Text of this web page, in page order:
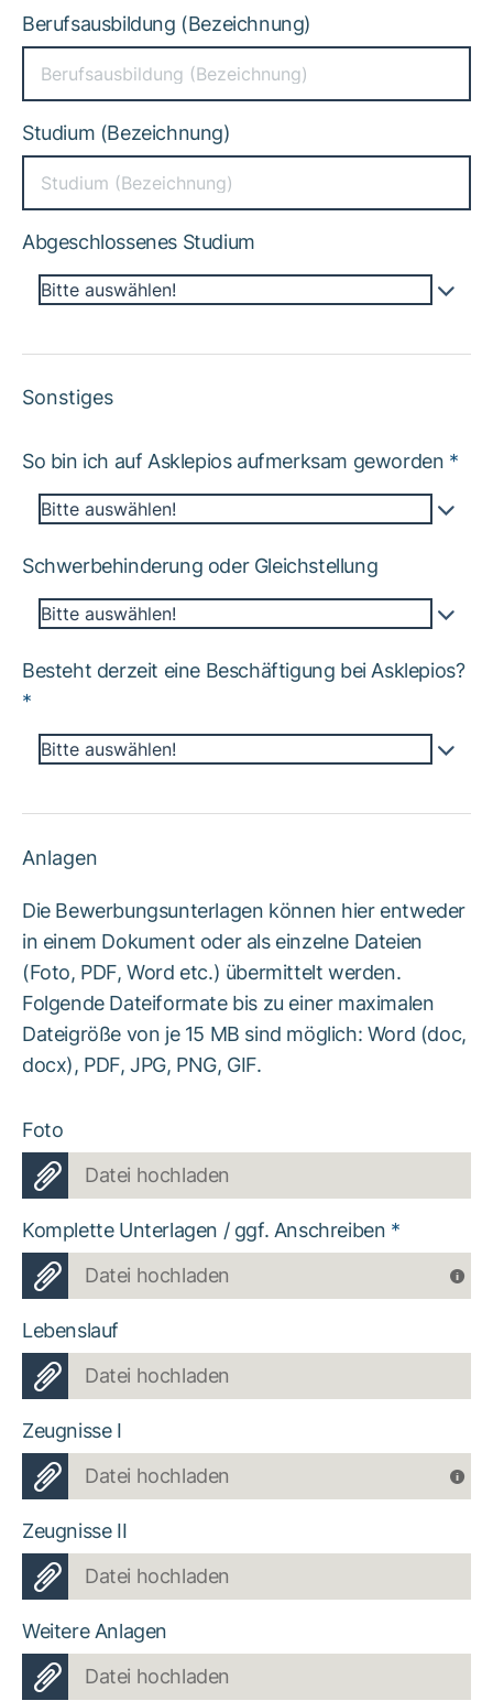
Berufsausbildung (Bezeichnung)
Studium (Bezeichnung)
Abgeschlossenes Studium
Bitte auswählen!
Sonstiges
So bin ich auf Asklepios aufmerksam geworden *
Bitte auswählen!
Schwerbehinderung oder Gleichstellung
Bitte auswählen!
Besteht derzeit eine Beschäftigung bei Asklepios?
*
Bitte auswählen!
Anlagen
Die Bewerbungsunterlagen können hier entweder
in einem Dokument oder als einzelne Dateien
(Foto, PDF, Word etc.) übermittelt werden.
Folgende Dateiformate bis zu einer maximalen
Dateigröße von je 15 MB sind möglich: Word (doc,
docx), PDF, JPG, PNG, GIF.
Foto
Datei hochladen
Komplette Unterlagen / ggf. Anschreiben *
Datei hochladen
Lebenslauf
Datei hochladen
Zeugnisse I
Datei hochladen
Zeugnisse II
Datei hochladen
Weitere Anlagen
Datei hochladen